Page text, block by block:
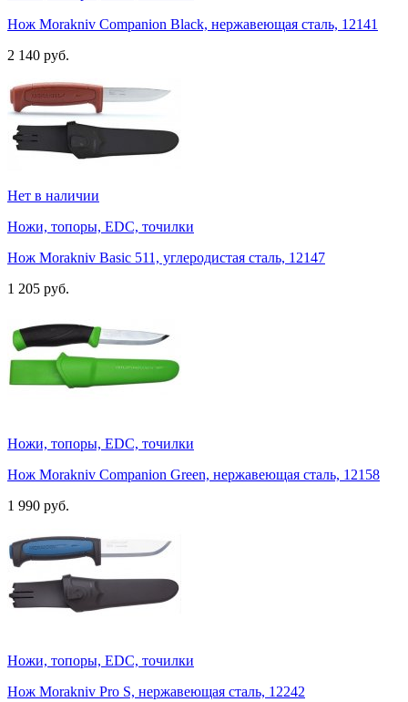
Нож Morakniv Companion Black, нержавеющая сталь, 12141
2 140 руб.
Нет в наличии
Ножи, топоры, EDC, точилки
Нож Morakniv Basic 511, углеродистая сталь, 12147
1 205 руб.
Ножи, топоры, EDC, точилки
Нож Morakniv Companion Green, нержавеющая сталь, 12158
1 990 руб.
Ножи, топоры, EDC, точилки
Нож Morakniv Pro S, нержавеющая сталь, 12242